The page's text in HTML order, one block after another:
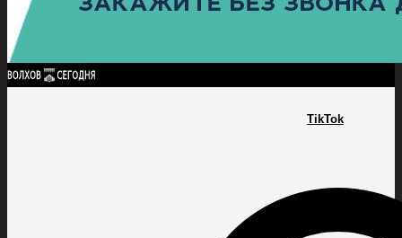
TikTok
ПОЛИТИКА
КУЛЬТУРА
ПОСЕЛЕНИЯ